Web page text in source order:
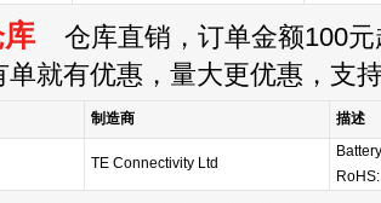
仓库直销，订单金额100元
单就有优惠，量大更优惠，支
制造商
描述
TE Connectivity Ltd